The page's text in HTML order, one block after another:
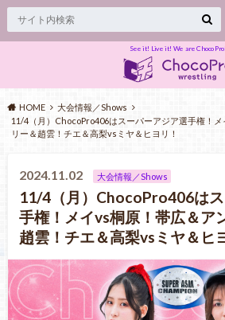
See it! Live it! We are ChocoPro!
HOME
大会情報／Shows
11/4（月）ChocoPro406はスーパーアジア選手権！
リー＆趙雲！チエ＆高梨vsミヤ＆ヒヨリ！
2024.11.02 大会情報／Shows
11/4（月）ChocoPro406は
手権！メイvs桐原！帯広＆ア
趙雲！チエ＆高梨vsミヤ＆ヒ